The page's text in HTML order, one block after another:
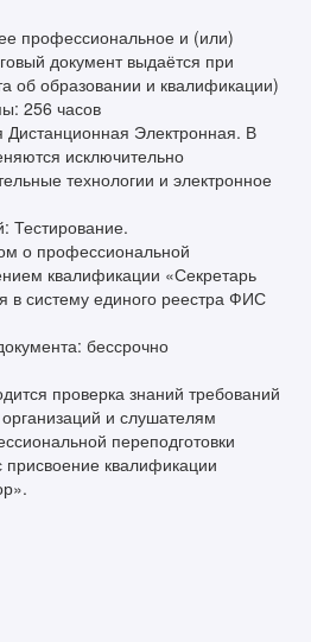
профессиональное и (или)
документ выдаётся при
об образовании и квалификации)
256 часов
Электронная. В
исключительно
технологии и электронное
Тестирование.
о профессиональной
квалификации «Секретарь
в систему единого реестра ФИС
бессрочно
проверка знаний требований
и слушателям
переподготовки
присвоение квалификации